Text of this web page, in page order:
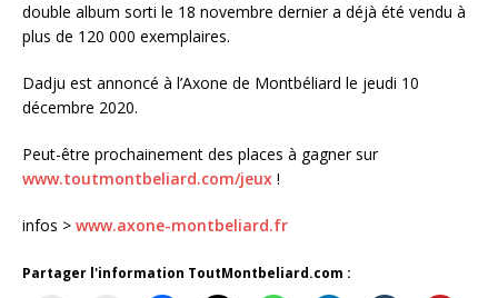
double album sorti le 18 novembre dernier a déjà été vendu à
plus de 120 000 exemplaires.
Dadju est annoncé à l’Axone de Montbéliard le jeudi 10
décembre 2020.
Peut-être prochainement des places à gagner sur
www.toutmontbeliard.com/jeux !
infos > www.axone-montbeliard.fr
Partager l'information ToutMontbeliard.com :